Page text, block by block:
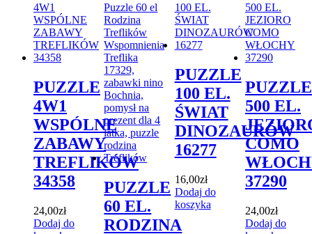
PUZZLE
4W1
WSPÓLNE
ZABAWY
TREFLIKÓW
34358
24,00zł
Dodaj do
PUZZLE
60 EL.
RODZINA
PUZZLE
100 EL.
ŚWIAT
DINOZAURÓW
16277
16,00zł
Dodaj do
koszyka
PUZZLE
500 EL.
COMO
37290
24,00zł
Dodaj do